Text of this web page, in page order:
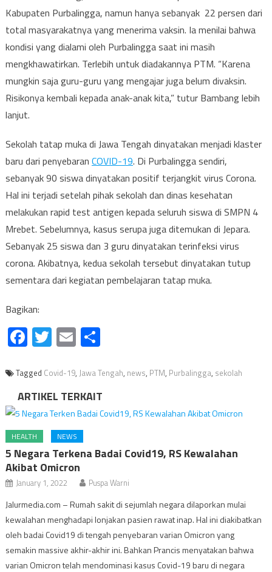
Kabupaten Purbalingga, namun hanya sebanyak 22 persen dari
total masyarakatnya yang menerima vaksin. Ia menilai bahwa
kondisi yang dialami oleh Purbalingga saat ini masih
mengkhawatirkan. Terlebih untuk diadakannya PTM. “Karena
mungkin saja guru-guru yang mengajar juga belum divaksin.
Risikonya kembali kepada anak-anak kita,” tutur Bambang lebih
lanjut.
Sekolah tatap muka di Jawa Tengah dinyatakan menjadi klaster
baru dari penyebaran COVID-19. Di Purbalingga sendiri,
sebanyak 90 siswa dinyatakan positif terjangkit virus Corona.
Hal ini terjadi setelah pihak sekolah dan dinas kesehatan
melakukan rapid test antigen kepada seluruh siswa di SMPN 4
Mrebet. Sebelumnya, kasus serupa juga ditemukan di Jepara.
Sebanyak 25 siswa dan 3 guru dinyatakan terinfeksi virus
corona. Akibatnya, kedua sekolah tersebut dinyatakan tutup
sementara dari kegiatan pembelajaran tatap muka.
Bagikan:
Facebook
Twitter
EmailShare
Tagged Covid-19, Jawa Tengah, news, PTM, Purbalingga, sekolah
ARTIKEL TERKAIT
HEALTH NEWS
5 Negara Terkena Badai Covid19, RS Kewalahan
Akibat Omicron
January 1, 2022 Puspa Warni
Jalurmedia.com – Rumah sakit di sejumlah negara dilaporkan mulai
kewalahan menghadapi lonjakan pasien rawat inap. Hal ini diakibatkan
oleh badai Covid19 di tengah penyebaran varian Omicron yang
semakin massive akhir-akhir ini. Bahkan Prancis menyatakan bahwa
varian Omicron telah mendominasi kasus Covid-19 baru di negara